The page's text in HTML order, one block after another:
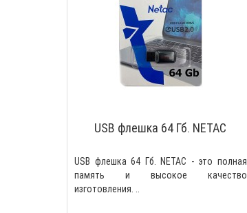
USB флешка 64 Гб. NETAC
USB флешка 64 Гб. NETAC - это полная
память и высокое качество
изготовления. ..